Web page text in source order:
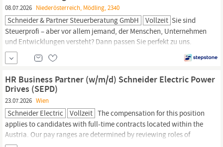
08.07.2026 Niederösterreich, Mödling, 2340
Schneider & Partner Steuerberatung GmbH Vollzeit Sie sind
Steuerprofi – aber vor allem jemand, der Menschen, Unternehmen
und Entwicklungen versteht? Dann passen Sie perfekt zu uns.
Schneider
& Partner steht für moderne Steuerberatung, regionale
Verwurzelung im südlichen Niederösterreich und echte
Partnerschaft. Wir begleiten Betriebe, die etwas bewegen wollen
– und suchen dafür eine
HR Business Partner (w/m/d) Schneider Electric Power
Drives (SEPD)
23.07.2026 Wien
Schneider Electric Vollzeit The compensation for this position
applies to candidates with full-time contracts located within the
Austria. Our pay ranges are determined by reviewing roles of
similar responsibility and level.